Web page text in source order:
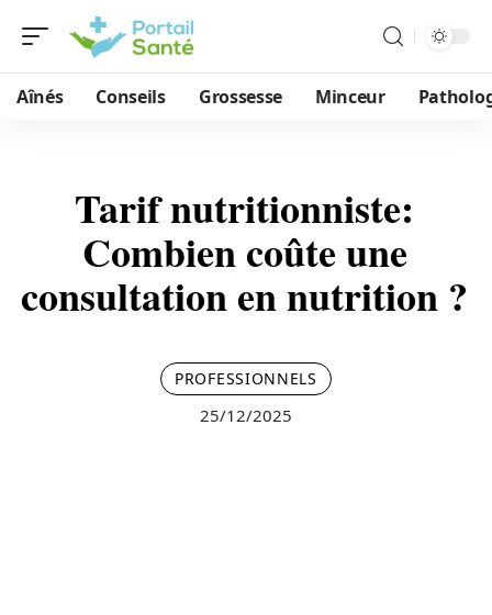
Aînés Conseils Grossesse Minceur
Tarif nutritionniste:
Combien coûte une
consultation en nutrition ?
PROFESSIONNELS
25/12/2025